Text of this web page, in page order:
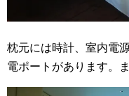
枕元には時計、室内電
電ポートがあります。